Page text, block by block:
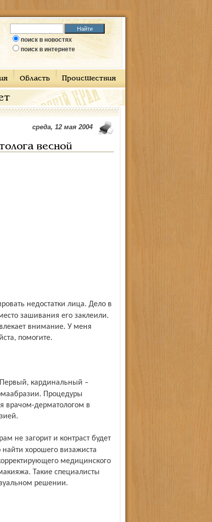
поиск в новостях
поиск в интернете
Область Происшествия
среда, 12 мая 2004
весной
зашивания его заклеили.
внимание. У меня
помогите.
Процедуры
врачом-дерматологом в
хорошего визажиста
медицинского
Такие специалисты
решении.